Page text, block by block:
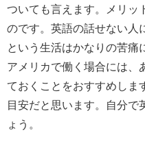
ついても言えます。メリッ
のです。英語の話せない人
という生活はかなりの苦痛
アメリカで働く場合には、
ておくことをおすすめしま
目安だと思います。自分で
ょう。